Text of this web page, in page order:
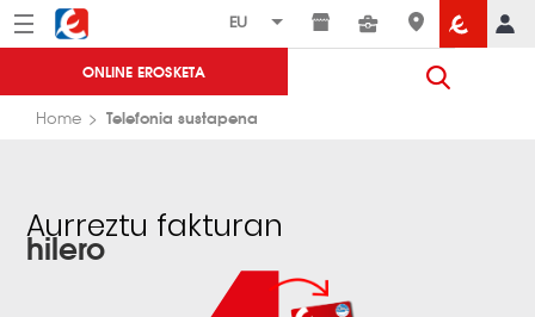
Menú Eroski
ONLINE EROSKETA
Home Telefonia sustapena
Aurreztu fakturan
hilero